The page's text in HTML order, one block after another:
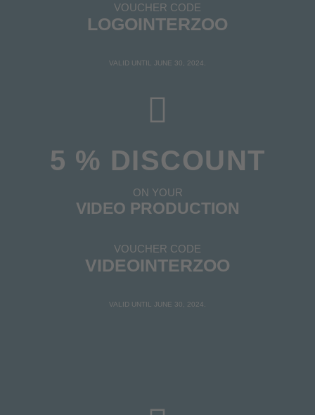
VOUCHER CODE
LOGOINTERZOO
VALID UNTIL JUNE 30, 2024.
5 % DISCOUNT
ON YOUR
VIDEO PRODUCTION
VOUCHER CODE
VIDEOINTERZOO
VALID UNTIL JUNE 30, 2024.